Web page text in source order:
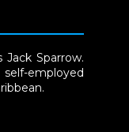
Sparrow.
employed